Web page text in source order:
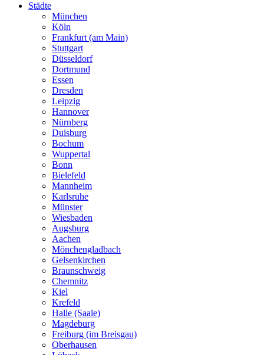
Städte
München
Köln
Frankfurt (am Main)
Stuttgart
Düsseldorf
Dortmund
Essen
Dresden
Leipzig
Hannover
Nürnberg
Duisburg
Bochum
Wuppertal
Bonn
Bielefeld
Mannheim
Karlsruhe
Münster
Wiesbaden
Augsburg
Aachen
Mönchengladbach
Gelsenkirchen
Braunschweig
Chemnitz
Kiel
Krefeld
Halle (Saale)
Magdeburg
Freiburg (im Breisgau)
Oberhausen